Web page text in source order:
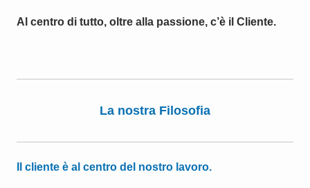
Al centro di tutto, oltre alla passione, c’è il Cliente.
La nostra Filosofia
Il cliente è al centro del nostro lavoro.